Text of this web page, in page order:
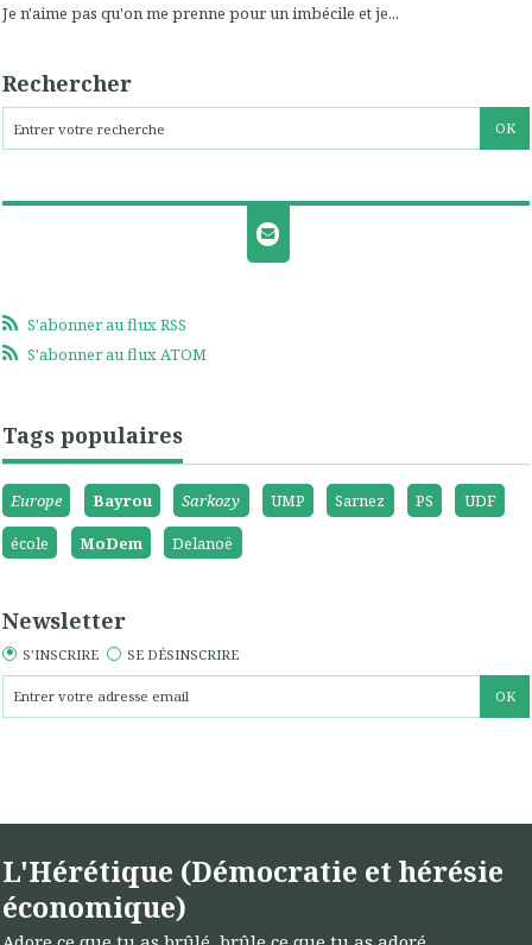
Je n'aime pas qu'on me prenne pour un imbécile et je...
Rechercher
S'abonner au flux RSS
S'abonner au flux ATOM
Tags populaires
Europe Bayrou Sarkozy UMP Sarnez PS
UDF
école
MoDem Delanoë
Newsletter
S'INSCRIRE SE DÉSINSCRIRE
L'Hérétique (Démocratie et hérésie
économique)